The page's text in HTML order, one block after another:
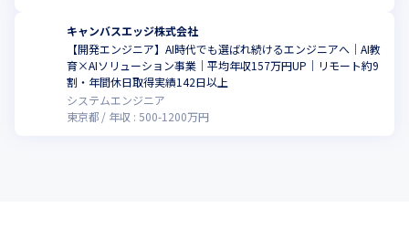
キャンバスエッジ株式会社
【開発エンジニア】AI時代でも選ばれ続けるエンジニアへ｜AI教
育×AIソリューション事業｜平均年収157万円UP｜リモート約9
割・年間休日取得実績142日以上
システムエンジニア
東京都
年収 : 500-1200万円